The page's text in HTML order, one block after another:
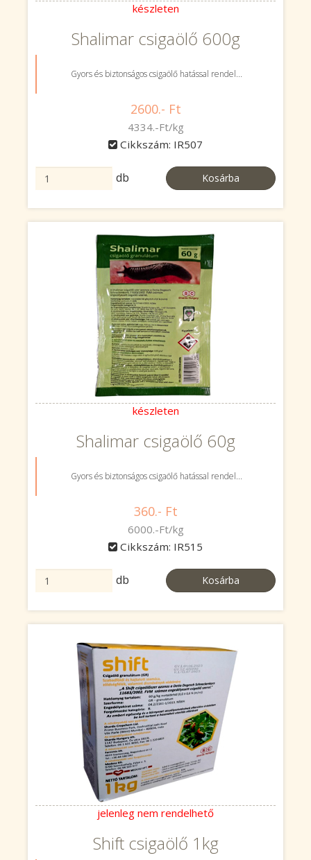
készleten
Shalimar csigaölő 600g
Gyors és biztonságos csigaölő hatással rendel...
2600.- Ft
4334.-Ft/kg
Cikkszám: IR507
db Kosárba
készleten
Shalimar csigaölő 60g
Gyors és biztonságos csigaölő hatással rendel...
360.- Ft
6000.-Ft/kg
Cikkszám: IR515
db Kosárba
jelenleg nem rendelhető
Shift csigaölő 1kg